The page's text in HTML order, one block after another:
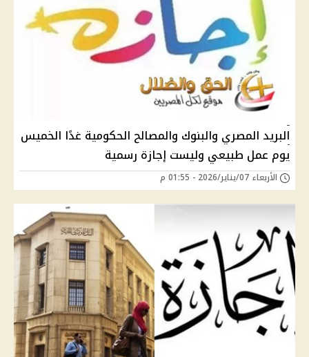
البريد المصري والبنوك والمصالح الحكومية غدًا الخميس
يوم عمل طبيعي وليست إجازة رسمية
الأربعاء 07/يناير/2026 - 01:55 م